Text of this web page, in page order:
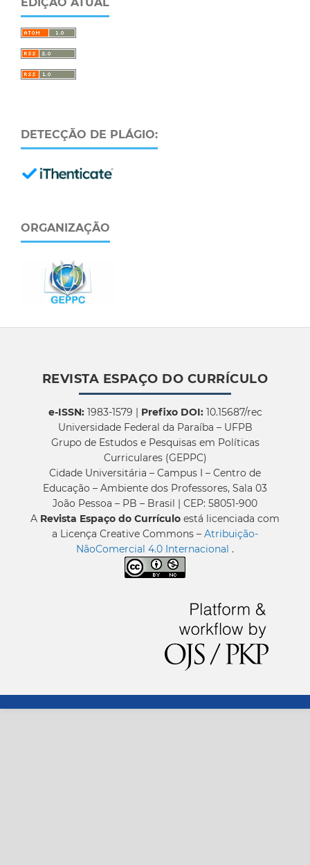
DETECÇÃO DE PLÁGIO:
ORGANIZAÇÃO
REVISTA ESPAÇO DO CURRÍCULO
e-ISSN:1983-1579 | Prefixo DOI:10.15687/rec
Universidade Federal da Paraíba – UFPB
Grupo de Estudos e Pesquisas em Políticas
Curriculares (GEPPC)
Cidade Universitária – Campus I – Centro de
Educação – Ambiente dos Professores, Sala 03
João Pessoa – PB – Brasil | CEP: 58051-900
A Revista Espaço do Currículo está licenciada com
a Licença Creative Commons – Atribuição-
NãoComercial 4.0 Internacional .